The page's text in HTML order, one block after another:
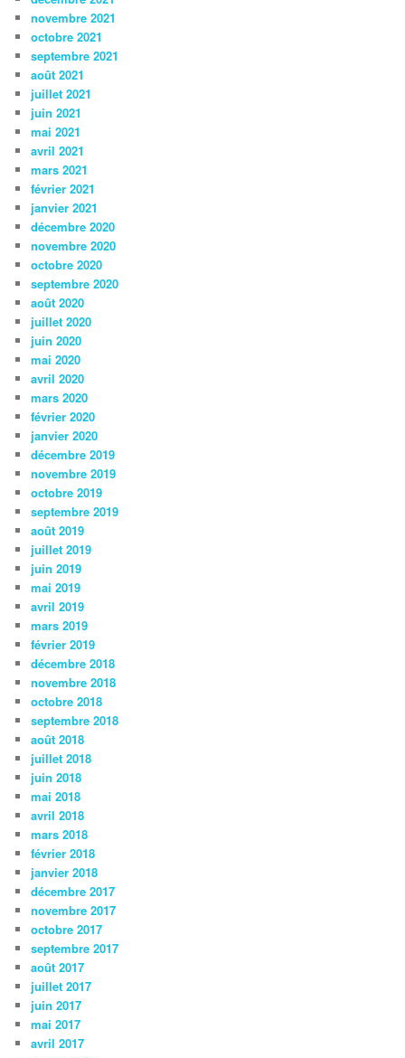
novembre 2021
octobre 2021
septembre 2021
août 2021
juillet 2021
juin 2021
mai 2021
avril 2021
mars 2021
février 2021
janvier 2021
décembre 2020
novembre 2020
octobre 2020
septembre 2020
août 2020
juillet 2020
juin 2020
mai 2020
avril 2020
mars 2020
février 2020
janvier 2020
décembre 2019
novembre 2019
octobre 2019
septembre 2019
août 2019
juillet 2019
juin 2019
mai 2019
avril 2019
mars 2019
février 2019
décembre 2018
novembre 2018
octobre 2018
septembre 2018
août 2018
juillet 2018
juin 2018
mai 2018
avril 2018
mars 2018
février 2018
janvier 2018
décembre 2017
novembre 2017
octobre 2017
septembre 2017
août 2017
juillet 2017
juin 2017
mai 2017
avril 2017